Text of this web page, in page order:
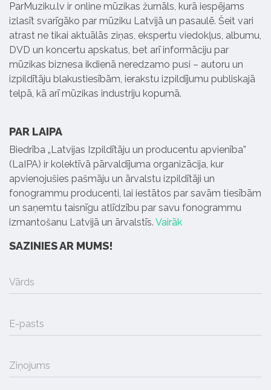
ParMuziku.lv ir online mūzikas žurnāls, kurā iespējams
izlasīt svarīgāko par mūziku Latvijā un pasaulē. Šeit vari
atrast ne tikai aktuālās ziņas, ekspertu viedokļus, albumu,
DVD un koncertu apskatus, bet arī informāciju par
mūzikas biznesa ikdienā neredzamo pusi – autoru un
izpildītāju blakustiesībām, ierakstu izpildījumu publiskajā
telpā, kā arī mūzikas industriju kopumā.
PAR LAIPA
Biedrība „Latvijas Izpildītāju un producentu apvienība”
(LaIPA) ir kolektīvā pārvaldījuma organizācija, kur
apvienojušies pašmāju un ārvalstu izpildītāji un
fonogrammu producenti, lai iestātos par savām tiesībām
un saņemtu taisnīgu atlīdzību par savu fonogrammu
izmantošanu Latvijā un ārvalstīs. Vairāk
SAZINIES AR MUMS!
Vārds
E-pasts
Ziņojums